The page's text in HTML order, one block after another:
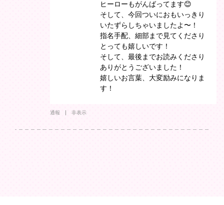
ヒーローもがんばってます😊
そして、今回ついにおもいっきり
いたずらしちゃいましたよ〜！
指名手配、細部まで見てくださり
とっても嬉しいです！
そして、最後までお読みくださり
ありがとうございました！
嬉しいお言葉、大変励みになりま
す！
通報 非表示